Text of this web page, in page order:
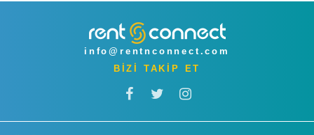
info@rentnconnect.com
BİZİ TAKİP ET